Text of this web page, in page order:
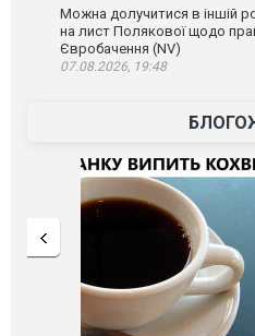
Можна долучитися в іншій
на лист Полякової щодо
Євробачення (NV)
07.08.2026, 19:48